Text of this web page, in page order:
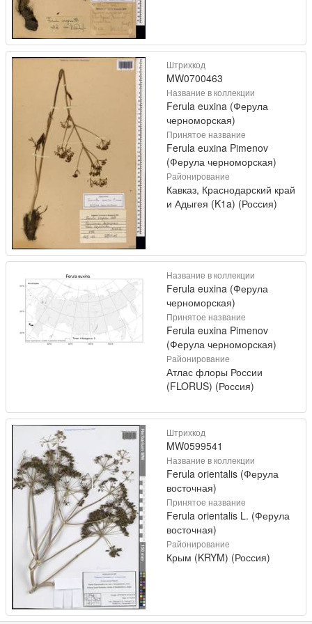
Штрихкод
MW0700463
Название в коллекции
Ferula euxina (Ферула
черноморская)
Принятое название
Ferula euxina Pimenov
(Ферула черноморская)
Районирование
Кавказ, Краснодарский край
и Адыгея (K1a) (Россия)
Название в коллекции
Ferula euxina (Ферула
черноморская)
Принятое название
Ferula euxina Pimenov
(Ферула черноморская)
Районирование
Атлас флоры России
(FLORUS) (Россия)
Штрихкод
MW0599541
Название в коллекции
Ferula orientalis (Ферула
восточная)
Принятое название
Ferula orientalis L. (Ферула
восточная)
Районирование
Крым (KRYM) (Россия)